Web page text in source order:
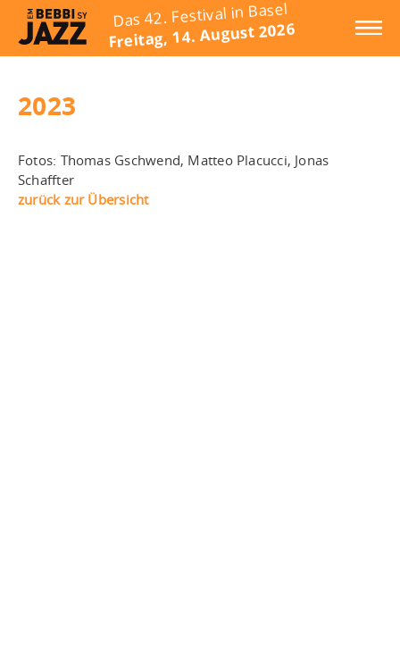
Das 42. Festival in Basel
Freitag, 14. August 2026
2023
Fotos: Thomas Gschwend, Matteo Placucci, Jonas
Schaffter
zurück zur Übersicht